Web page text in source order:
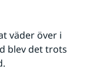
väder över i
blev det trots